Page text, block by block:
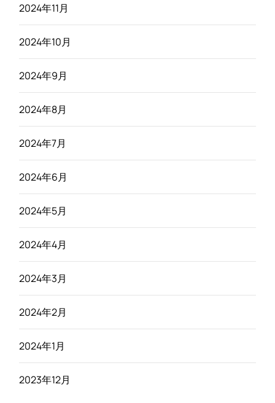
2024年11月
2024年10月
2024年9月
2024年8月
2024年7月
2024年6月
2024年5月
2024年4月
2024年3月
2024年2月
2024年1月
2023年12月